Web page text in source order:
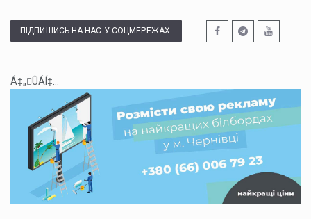
ПІДПИШИСЬ НА НАС У СОЦМЕРЕЖАХ:
Á‡„ÛÁÍ‡...